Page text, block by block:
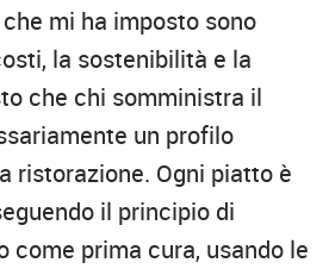
mi ha imposto sono
la sostenibilità e la
che chi somministra il
un profilo
ristorazione. Ogni piatto è
il principio di
come prima cura, usando le